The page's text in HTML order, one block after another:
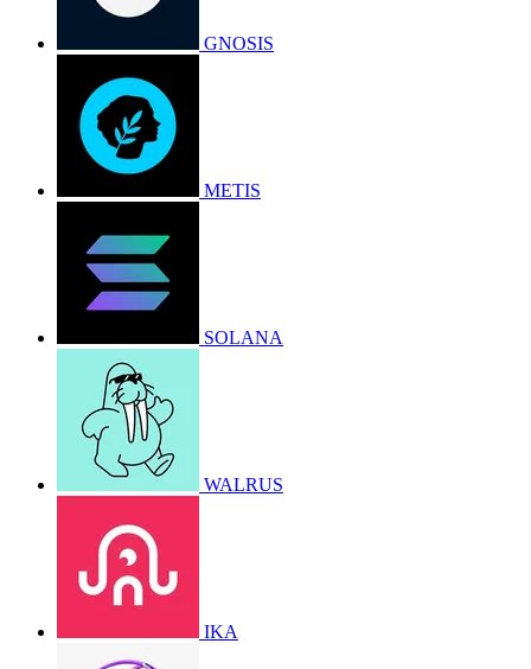
GNOSIS
METIS
SOLANA
WALRUS
IKA